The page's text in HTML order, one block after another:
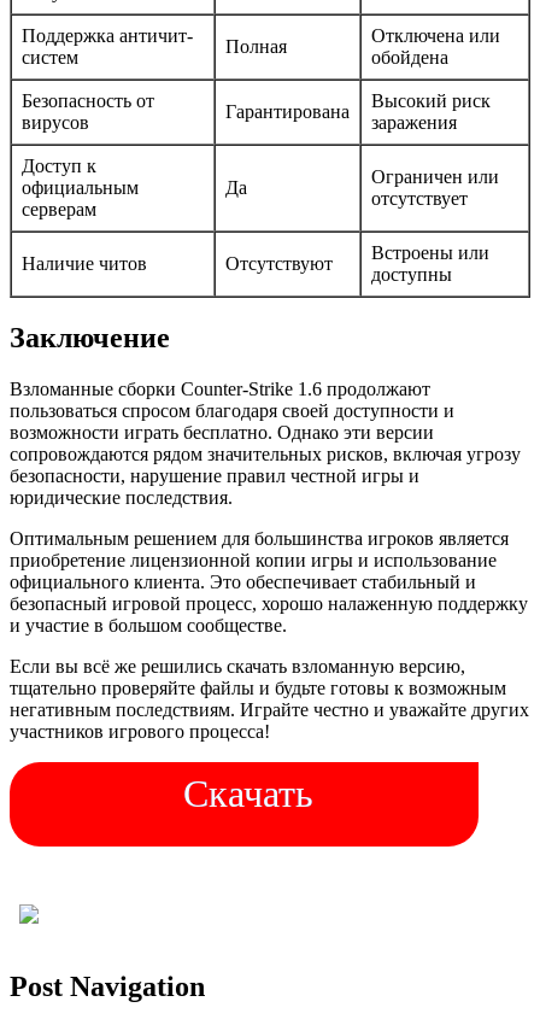
Поддержка античит-
систем
Полная
Отключена или
обойдена
Безопасность от
вирусов
Гарантирована
Высокий риск
заражения
Доступ к
официальным
серверам
Да
Ограничен или
отсутствует
Наличие читов Отсутствуют
Встроены или
доступны
Заключение
Взломанные сборки Counter-Strike 1.6 продолжают
пользоваться спросом благодаря своей доступности и
возможности играть бесплатно. Однако эти версии
сопровождаются рядом значительных рисков, включая угрозу
безопасности, нарушение правил честной игры и
юридические последствия.
Оптимальным решением для большинства игроков является
приобретение лицензионной копии игры и использование
официального клиента. Это обеспечивает стабильный и
безопасный игровой процесс, хорошо налаженную поддержку
и участие в большом сообществе.
Если вы всё же решились скачать взломанную версию,
тщательно проверяйте файлы и будьте готовы к возможным
негативным последствиям. Играйте честно и уважайте других
участников игрового процесса!
Скачать
Post Navigation